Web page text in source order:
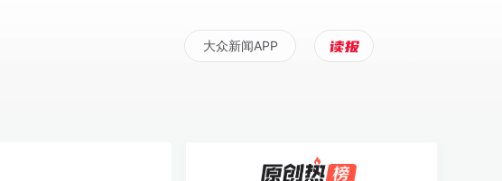
大众新闻APP